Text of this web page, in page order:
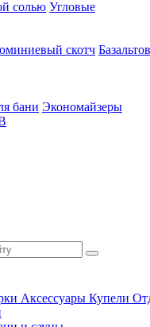
солью Угловые
скотч
бани Экономайзеры
Аксессуары Купели